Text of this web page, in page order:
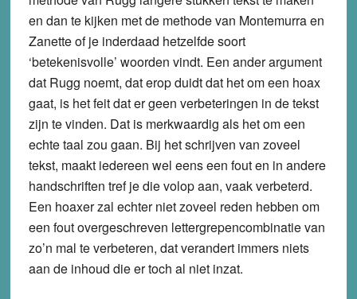
en dan te kijken met de methode van Montemurra en
Zanette of je inderdaad hetzelfde soort
‘betekenisvolle’ woorden vindt. Een ander argument
dat Rugg noemt, dat erop duidt dat het om een hoax
gaat, is het feit dat er geen verbeteringen in de tekst
zijn te vinden. Dat is merkwaardig als het om een
echte taal zou gaan. Bij het schrijven van zoveel
tekst, maakt iedereen wel eens een fout en in andere
handschriften tref je die volop aan, vaak verbeterd.
Een hoaxer zal echter niet zoveel reden hebben om
een fout overgeschreven lettergrepencombinatie van
zo’n mal te verbeteren, dat verandert immers niets
aan de inhoud die er toch al niet inzat.